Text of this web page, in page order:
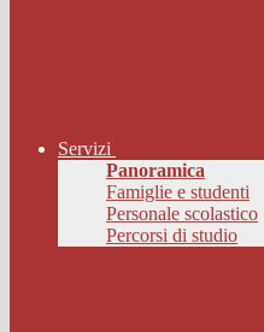
Servizi
Panoramica
Famiglie e studenti
Personale scolastico
Percorsi di studio